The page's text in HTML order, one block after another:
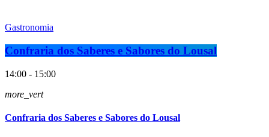
Gastronomia
Confraria dos Saberes e Sabores do Lousal
14:00 - 15:00
more_vert
Confraria dos Saberes e Sabores do Lousal